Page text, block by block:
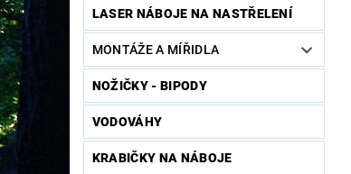
LASER NÁBOJE NA NASTŘELENÍ
MONTÁŽE A MÍŘIDLA
NOŽIČKY - BIPODY
VODOVÁHY
KRABIČKY NA NÁBOJE